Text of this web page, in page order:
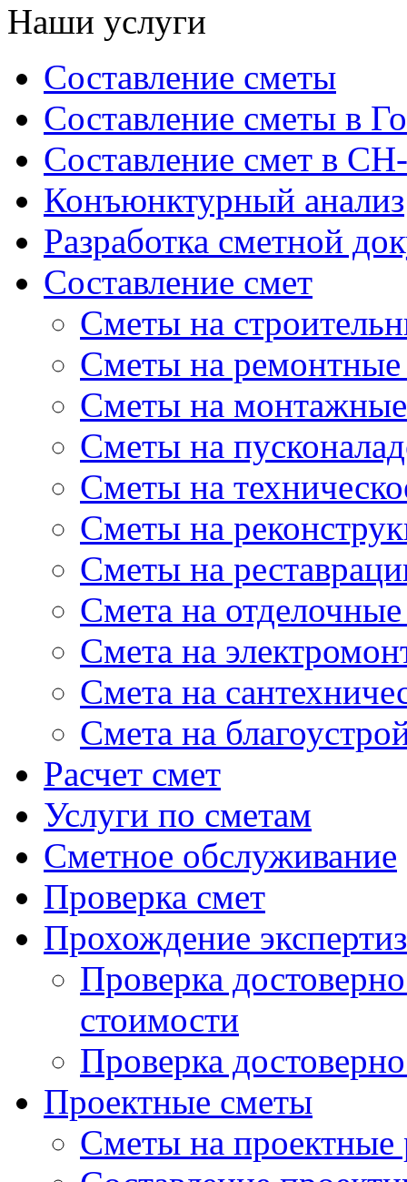
Наши услуги
Составление сметы
Составление сметы в
Составление смет в
Конъюнктурный анализ
Разработка сметной
Составление смет
Сметы на
Сметы на ремонтные
Сметы на
Сметы на
Сметы на
Сметы на
Сметы на
Cмета на
Cмета на
Cмета на
Смета на
Расчет смет
Услуги по сметам
Сметное обслуживание
Проверка смет
Прохождение
Проверка
стоимости
Проверка
Проектные сметы
Сметы на проектные